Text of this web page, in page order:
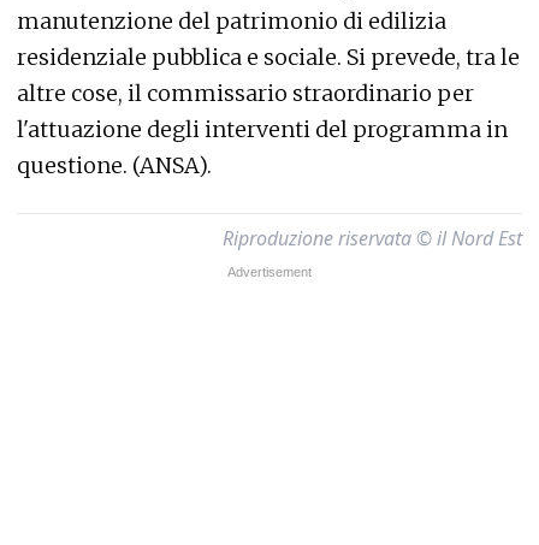
manutenzione del patrimonio di edilizia
residenziale pubblica e sociale. Si prevede, tra le
altre cose, il commissario straordinario per
l'attuazione degli interventi del programma in
questione. (ANSA).
Riproduzione riservata © il Nord Est